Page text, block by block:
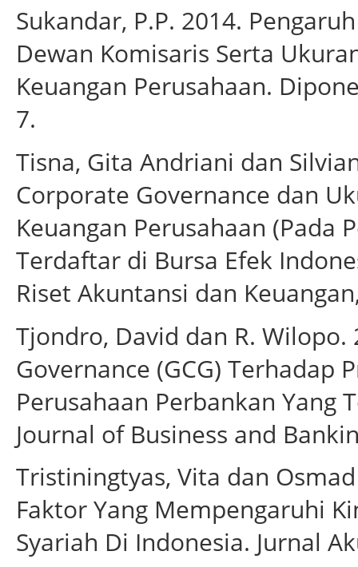
Sukandar, P.P. 2014.
Dewan Komisaris Serta
Keuangan Perusahaan.
7.
Tisna, Gita Andriani dan
Corporate Governance dan
Keuangan Perusahaan (Pada
Terdaftar di Bursa Efek
Riset Akuntansi dan
Tjondro, David dan R.
Governance (GCG) Terhadap
Perusahaan Perbankan Yang
Journal of Business and
Tristiningtyas, Vita dan
Faktor Yang Mempengaruhi
Syariah Di Indonesia. Jurnal